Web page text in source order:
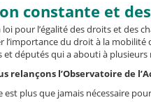
constante et
loi pour l’égalité des droits et des
du droit à la mobilité
et députés qui a abouti à
relançons l’Observatoire de
plus que jamais nécessaire